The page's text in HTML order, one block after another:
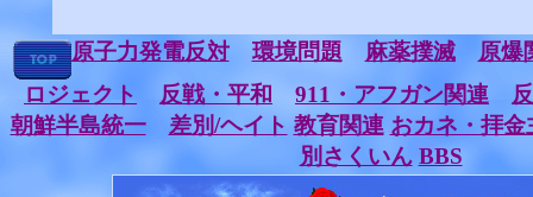
原子力発電反対 環境問題 麻薬撲滅
原爆
ロジェクト
反戦・平和 911・アフガン関連
朝鮮半島統一
差別/ヘイト 教育関連 おカネ・拝金
別さくいん BBS